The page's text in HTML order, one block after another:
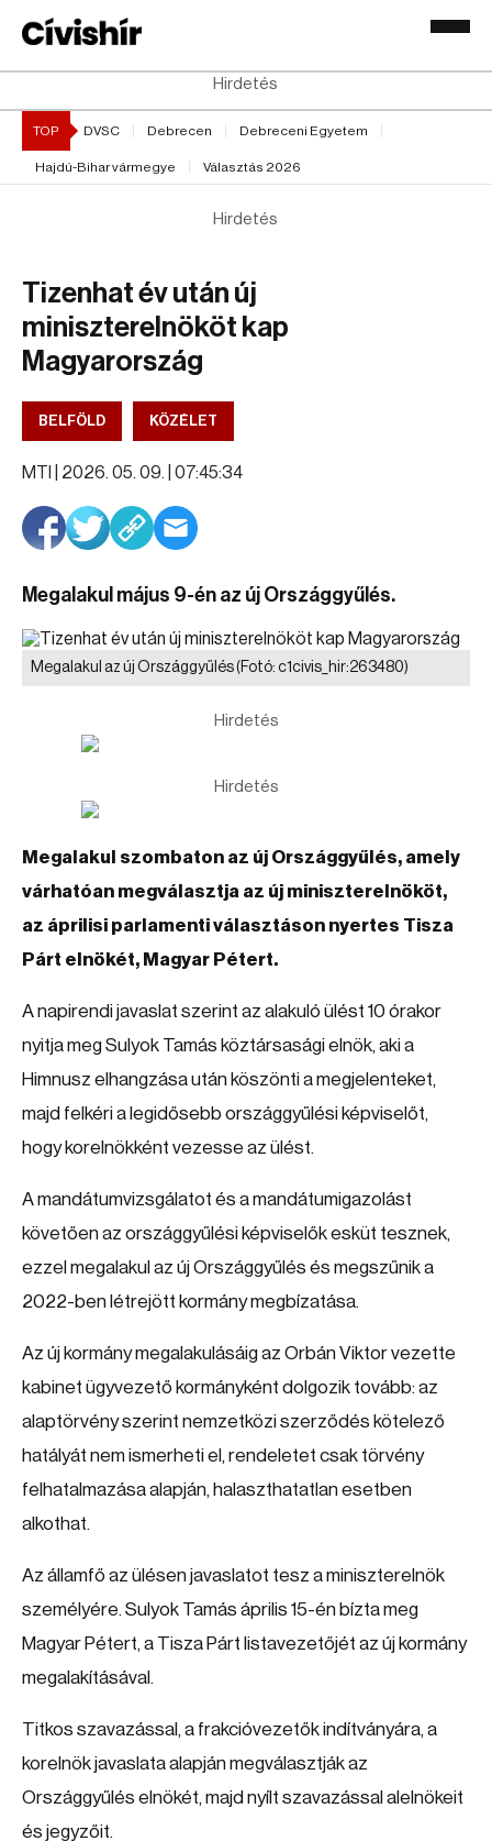
Hirdetés
TOP DVSC Debrecen Debreceni Egyetem
Hajdú-Bihar vármegye Választás 2026
Hirdetés
Tizenhat év után új
miniszterelnököt kap
Magyarország
BELFÖLD KÖZÉLET
MTI | 2026. 05. 09. | 07:45:34
Megalakul május 9-én az új Országgyűlés.
Megalakul az új Országgyűlés(Fotó: c1civis_hir:263480)
Hirdetés
Hirdetés
Megalakul szombaton az új Országgyűlés, amely
várhatóan megválasztja az új miniszterelnököt,
az áprilisi parlamenti választáson nyertes Tisza
Párt elnökét, Magyar Pétert.
A napirendi javaslat szerint az alakuló ülést 10 órakor
nyitja meg Sulyok Tamás köztársasági elnök, aki a
Himnusz elhangzása után köszönti a megjelenteket,
majd felkéri a legidősebb országgyűlési képviselőt,
hogy korelnökként vezesse az ülést.
A mandátumvizsgálatot és a mandátumigazolást
követően az országgyűlési képviselők esküt tesznek,
ezzel megalakul az új Országgyűlés és megszűnik a
2022-ben létrejött kormány megbízatása.
Az új kormány megalakulásáig az Orbán Viktor vezette
kabinet ügyvezető kormányként dolgozik tovább: az
alaptörvény szerint nemzetközi szerződés kötelező
hatályát nem ismerheti el, rendeletet csak törvény
felhatalmazása alapján, halaszthatatlan esetben
alkothat.
Az államfő az ülésen javaslatot tesz a miniszterelnök
személyére. Sulyok Tamás április 15-én bízta meg
Magyar Pétert, a Tisza Párt listavezetőjét az új kormány
megalakításával.
Titkos szavazással, a frakcióvezetők indítványára, a
korelnök javaslata alapján megválasztják az
Országgyűlés elnökét, majd nyílt szavazással alelnökeit
és jegyzőit.